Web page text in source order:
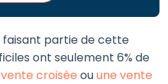
faisant partie de cette
ont seulement 6% de
croisée ouune vente